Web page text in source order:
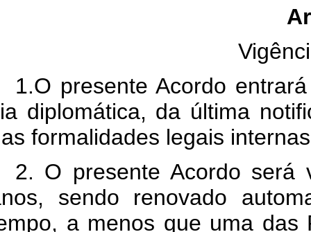
1.O presente Acordo
diplomática, da última
formalidades legais
2. O presente Acordo
sendo renovado
a menos que uma das